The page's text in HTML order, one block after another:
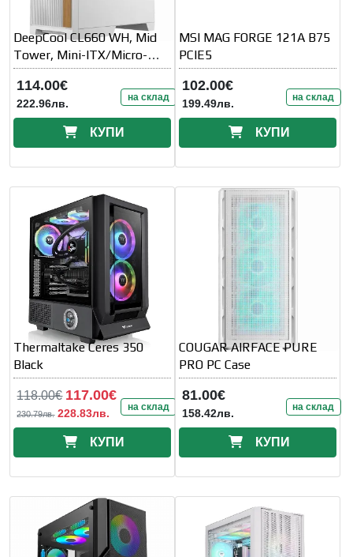
DeepCool CL660 WH, Mid
Tower, Mini-ITX/Micro-
ATX/ATX(Rear Connector)
114.00€
222.96лв. на склад
КУПИ
MSI MAG FORGE 121A B75
PCIE5
102.00€
199.49лв. на склад
КУПИ
Thermaltake Ceres 350
Black
118.00€ 117.00€
230.79лв. 228.83лв. на склад
КУПИ
COUGAR AIRFACE PURE
PRO PC Case
81.00€
158.42лв. на склад
КУПИ